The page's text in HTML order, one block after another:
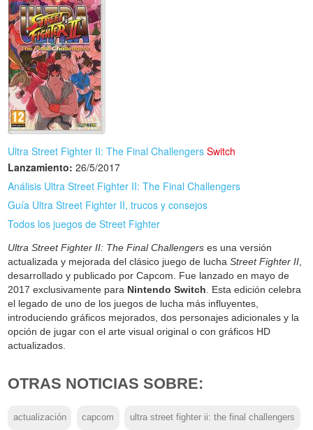
Ultra Street Fighter II: The Final Challengers Switch
Lanzamiento: 26/5/2017
Análisis Ultra Street Fighter II: The Final Challengers
Guía Ultra Street Fighter II, trucos y consejos
Todos los juegos de Street Fighter
Ultra Street Fighter II: The Final Challengers es una versión
actualizada y mejorada del clásico juego de luchaStreet Fighter II,
desarrollado y publicado por Capcom. Fue lanzado en mayo de
2017 exclusivamente para Nintendo Switch. Esta edición celebra
el legado de uno de los juegos de lucha más influyentes,
introduciendo gráficos mejorados, dos personajes adicionales y la
opción de jugar con el arte visual original o con gráficos HD
actualizados.
OTRAS NOTICIAS SOBRE:
actualización capcom ultra street fighter ii: the final challengers